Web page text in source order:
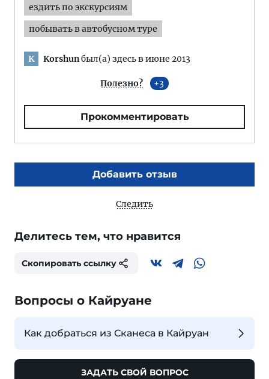
ездить по экскурсиям
побывать в автобусном туре
K Korshunбыл(а) здесь в июне 2013
Полезно? 3
Прокомментировать
Добавить отзыв
Следить
Делитесь тем, что нравится
Скопировать ссылку
Вопросы о Кайруане
Как добраться из Сканеса в Кайруан
ЗАДАТЬ СВОЙ ВОПРОС